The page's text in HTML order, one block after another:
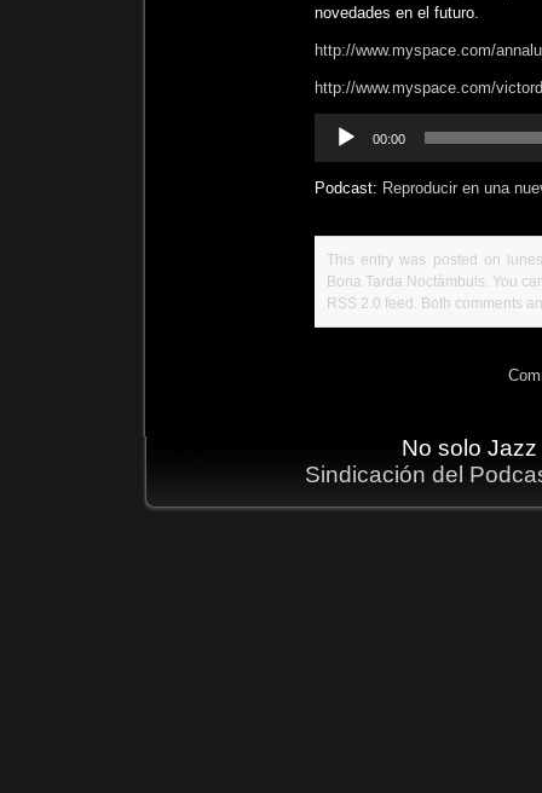
novedades en el futuro.
http://www.myspace.com/
http://www.myspace.com/
Reproductor
00:00
Podcast: Reproducir en una
This entry was posted on
Bona Tarda Noctámbuls. You
RSS 2.0 feed. Both comments
No solo
Sindicación del